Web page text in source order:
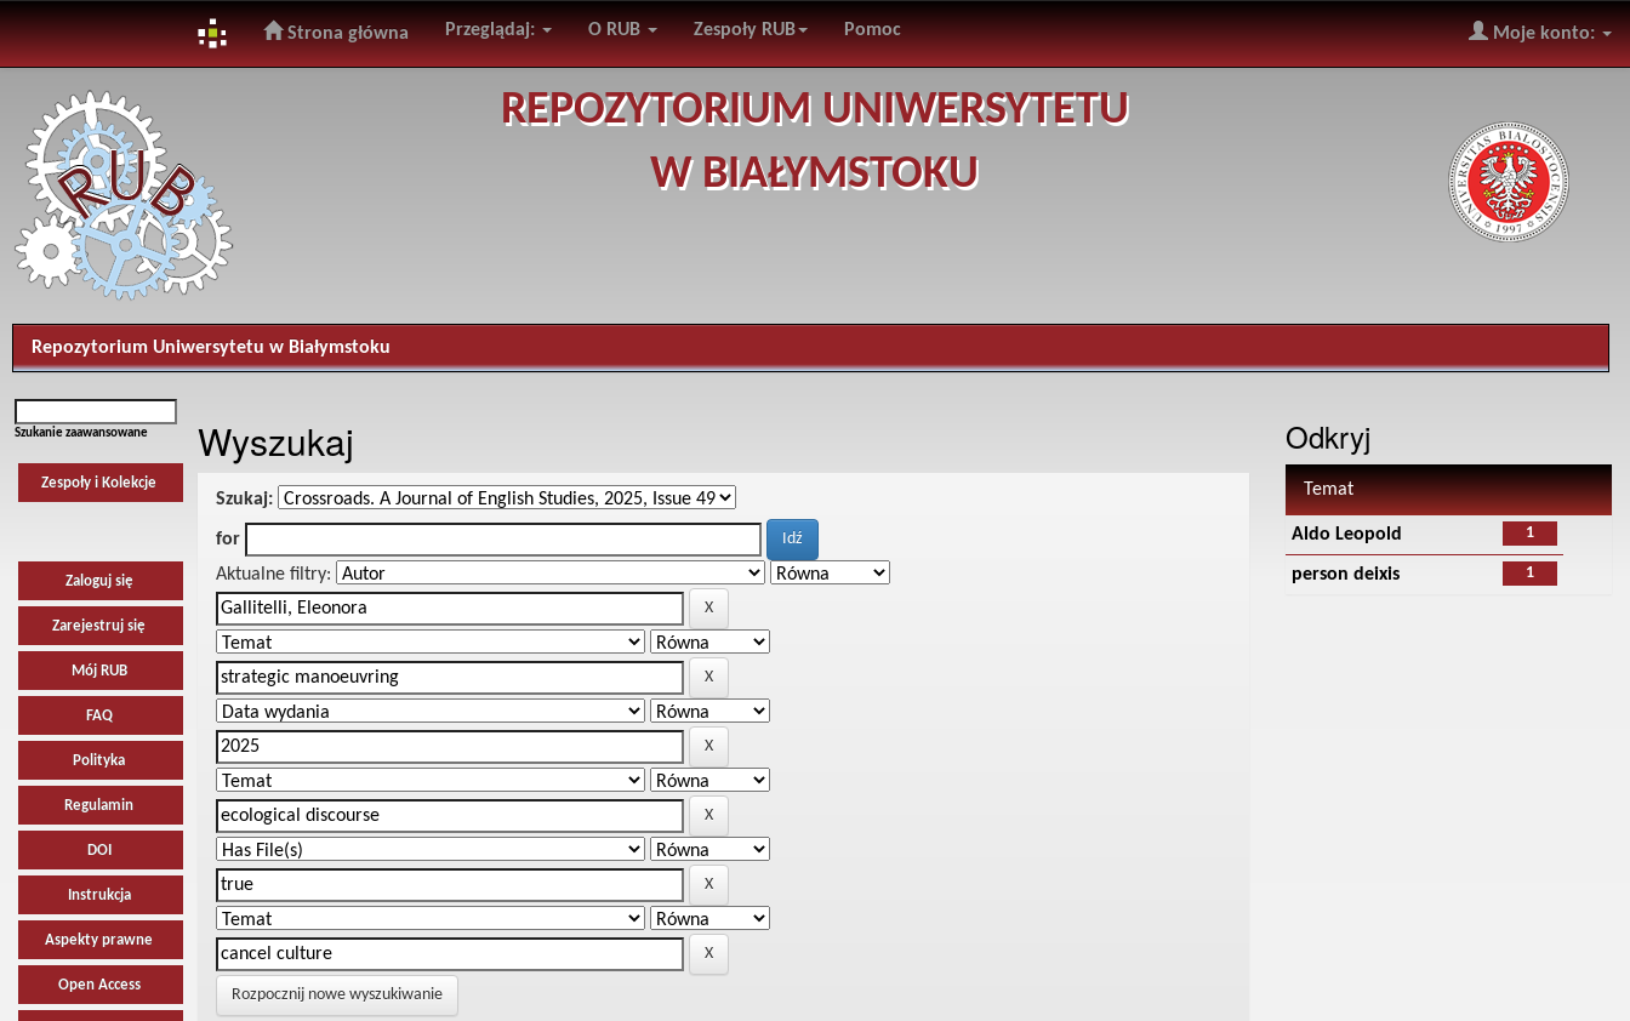
navigation
Strona główna Przeglądaj: O RUB Zespoły RUB Pomoc Moje konto:
REPOZYTORIUM UNIWERSYTETU
W BIAŁYMSTOKU
Repozytorium Uniwersytetu w Białymstoku
Szukanie zaawansowane
Zespoły i Kolekcje
Zaloguj się
Zarejestruj się
Mój RUB
FAQ
Polityka
Regulamin
DOI
Instrukcja
Aspekty prawne
Open Access
Wyszukaj
Szukaj:
for
Aktualne filtry:
Rozpocznij nowe wyszukiwanie
Odkryj
Temat
1
Aldo Leopold
1
person deixis